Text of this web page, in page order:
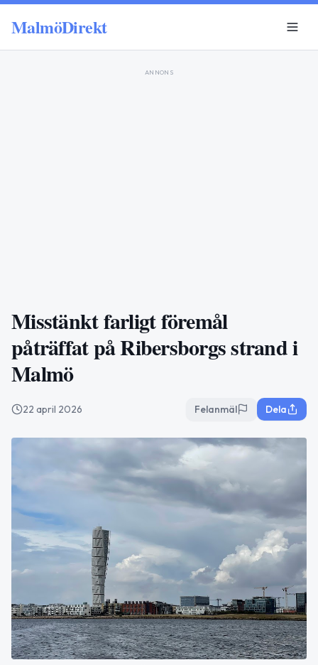
MalmöDirekt
ANNONS
Misstänkt farligt föremål
påträffat på Ribersborgs strand i
Malmö
22 april 2026 Felanmäl Dela